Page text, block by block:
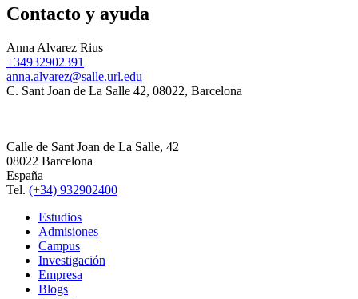
Contacto y ayuda
Anna Alvarez Rius
+34932902391
anna.alvarez@salle.url.edu
C. Sant Joan de La Salle 42, 08022, Barcelona
Calle de Sant Joan de La Salle, 42
08022 Barcelona
España
Tel. (+34) 932902400
Estudios
Admisiones
Campus
Investigación
Empresa
Blogs